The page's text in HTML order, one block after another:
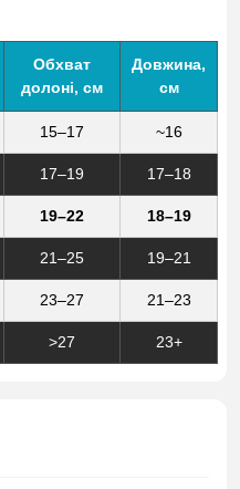
Обхват
долоні, см
Довжина,
см
15–17 ~16
17–19 17–18
19–22 18–19
21–25 19–21
23–27 21–23
>27 23+